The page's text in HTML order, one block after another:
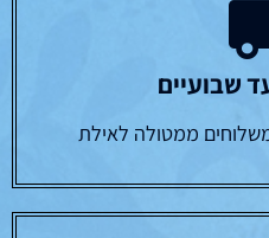
שבועיים
ממטולה לאילת